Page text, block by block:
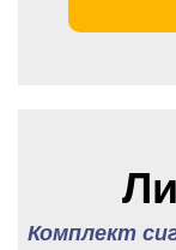
Комплект